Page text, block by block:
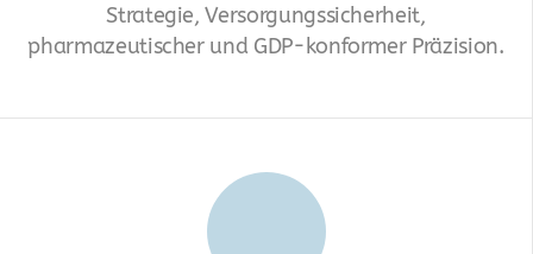
Strategie, Versorgungssicherheit,
pharmazeutischer und GDP-konformer Präzision.
Pharma Großhandel
Transport- und Lagerintegration